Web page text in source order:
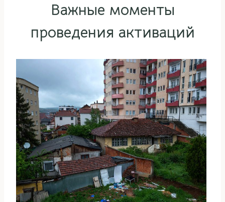
Важные моменты
проведения активаций